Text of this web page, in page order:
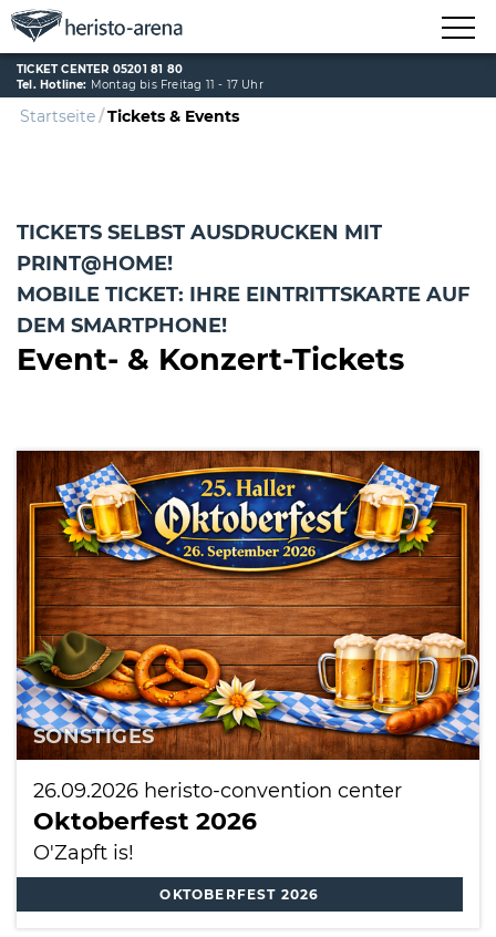
International
TICKET CENTER 05201 81 80
Tel. Hotline: Montag bis Freitag 11 - 17 Uhr
Startseite Tickets & Events
TICKETS SELBST AUSDRUCKEN MIT
PRINT@HOME!
MOBILE TICKET: IHRE EINTRITTSKARTE AUF
DEM SMARTPHONE!
Event- & Konzert-Tickets
SONSTIGES
26.09.2026 heristo-convention center
Oktoberfest 2026
O'Zapft is!
OKTOBERFEST 2026